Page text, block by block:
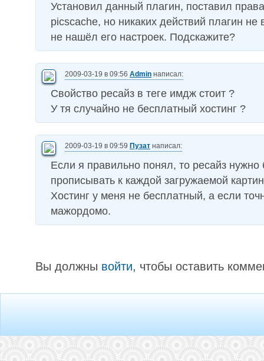
Установил данный плагин, поставил
picscache, но никаких действий плагин не
не нашёл его настроек. Подскажите?
2009-03-19 в 09:56 Admin написал:
Свойство ресайз в теге имдж стоит ?
У тя случайно не бесплатный хостинг ?
2009-03-19 в 09:59 Пузат написал:
Если я правильно понял, то ресайз нужно
прописывать к каждой загружаемой
Хостинг у меня не бесплатный, а если
мажордомо.
Вы должны войти, чтобы оставить